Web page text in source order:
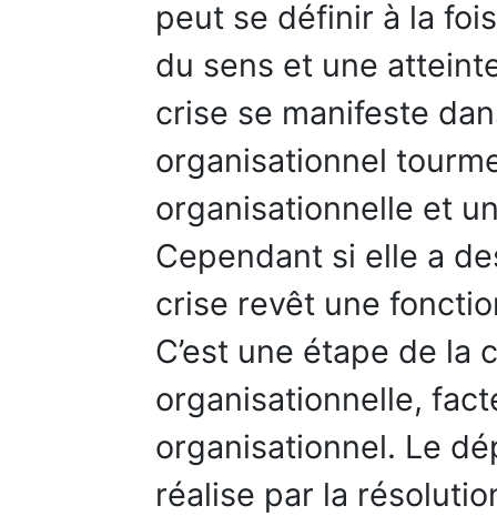
peut se définir à la
du sens et une
crise se manifeste
organisationnel
organisationnelle et
Cependant si elle a
crise revêt une
C’est une étape de la
organisationnelle,
organisationnel. Le
réalise par la